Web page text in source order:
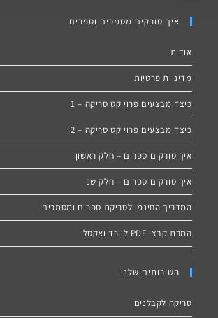
איך סורקים מסמכים וספרים
אודות
מדיניות פרטיות
כיצד מבצעים פרוייקט סריקה – 1
כיצד מבצעים פרוייקט סריקה – 2
איך סורקים ספרים – חלק ראשון
איך סורקים ספרים – חלק שני
המדריך החינמי לסריקת ספרים ומסמכים
המרת קבצי PDF לוורד ואקסל
השירותים שלנו
סריקה לקבלנים